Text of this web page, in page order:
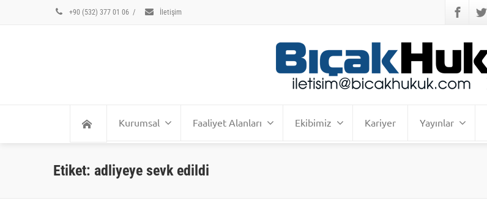
+90 (532) 377 01 06 / İletişim
Kurumsal Faaliyet Alanları Ekibimiz Kariyer Yayınlar
Etiket: adliyeye sevk edildi